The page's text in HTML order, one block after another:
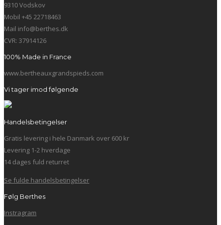
9310 Vodskov
Mobil +45 22718463
Mail info@berthes.dk
CVR: 37914126
100% Made in France
www.bertheauxgrandspieds.com
Vi tager imod følgende
Handelsbetingelser
Gratis levering i hele Danmark over 600 kr
Levering 1-2 hverdage
14 dages fuld returret
Se fulde handelsbetingelser
Følg Berthes
Instragram